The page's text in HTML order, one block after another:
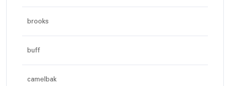
brooks
buff
camelbak